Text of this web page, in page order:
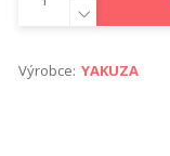
Výrobce: YAKUZA